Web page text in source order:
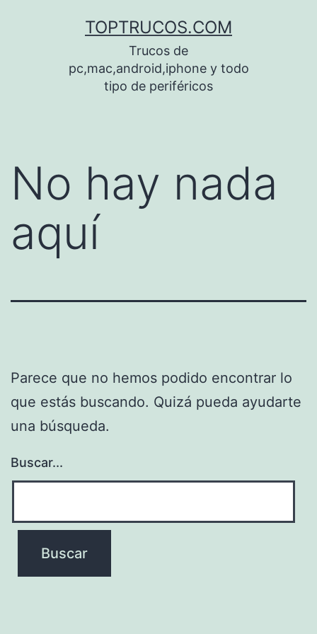
TOPTRUCOS.COM
Trucos de
pc,mac,android,iphone y todo
tipo de periféricos
No hay nada
aquí
Parece que no hemos podido encontrar lo
que estás buscando. Quizá pueda ayudarte
una búsqueda.
Buscar...